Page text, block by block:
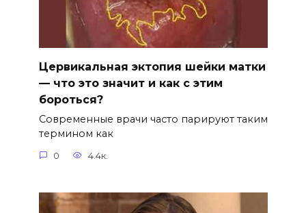
Цервикальная эктопия шейки матки
— что это значит и как с этим
бороться?
Современные врачи часто парируют таким
термином как
0 4.4к.